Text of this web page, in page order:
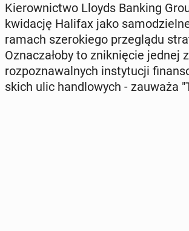
Kie­row­nic­two Lloyds Banking
kwi­da­cję Halifax jako
ramach sze­ro­kie­go prze­glą­du
Ozna­cza­ło­by to znik­nię­cie jednej
roz­po­zna­wal­nych in­sty­tu­cji
skich ulic han­dlo­wych - zauważa